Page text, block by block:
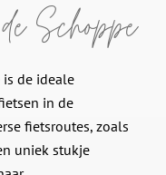
Schoppe
de ideale
in de
fietsroutes, zoals
uniek stukje